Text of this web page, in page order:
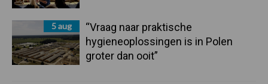
5 aug
“Vraag naar praktische
hygieneoplossingen is in Polen
groter dan ooit”